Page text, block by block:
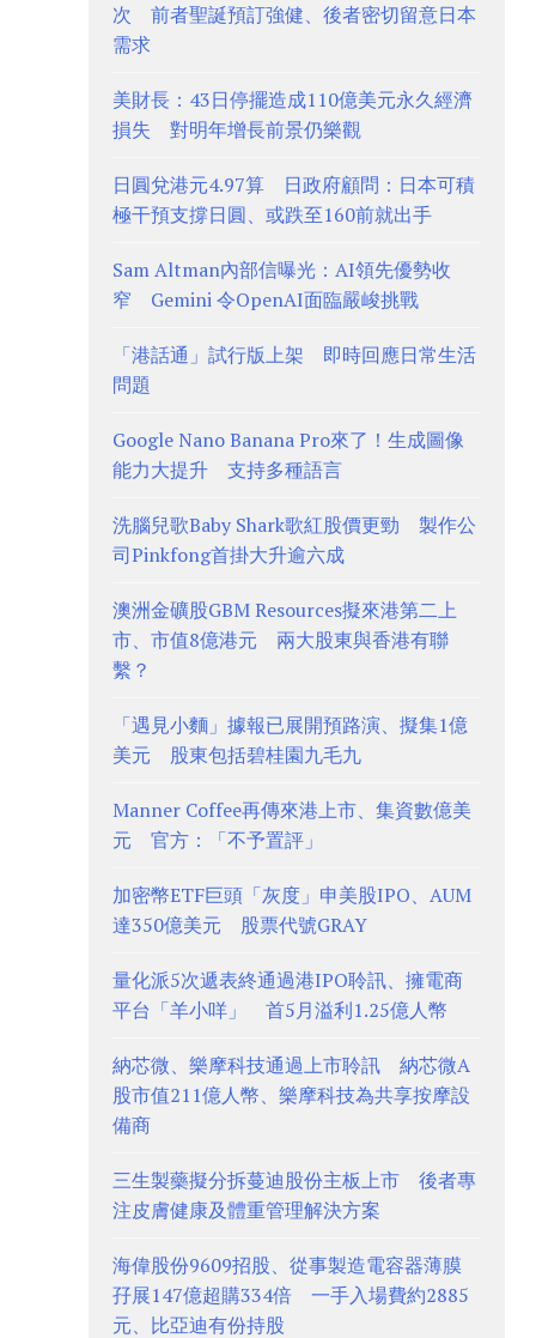
次 前者聖誕預訂強健、後者密切留意日本
需求
美財長：43日停擺造成110億美元永久經濟
損失 對明年增長前景仍樂觀
日圓兌港元4.97算 日政府顧問：日本可積
極干預支撐日圓、或跌至160前就出手
Sam Altman內部信曝光：AI領先優勢收
窄 Gemini 令OpenAI面臨嚴峻挑戰
「港話通」試行版上架 即時回應日常生活
問題
Google Nano Banana Pro來了！生成圖像
能力大提升 支持多種語言
洗腦兒歌Baby Shark歌紅股價更勁 製作公
司Pinkfong首掛大升逾六成
澳洲金礦股GBM Resources擬來港第二上
市、市值8億港元 兩大股東與香港有聯
繫？
「遇見小麵」據報已展開預路演、擬集1億
美元 股東包括碧桂園九毛九
Manner Coffee再傳來港上市、集資數億美
元 官方：「不予置評」
加密幣ETF巨頭「灰度」申美股IPO、AUM
達350億美元 股票代號GRAY
量化派5次遞表終通過港IPO聆訊、擁電商
平台「羊小咩」 首5月溢利1.25億人幣
納芯微、樂摩科技通過上市聆訊 納芯微A
股市值211億人幣、樂摩科技為共享按摩設
備商
三生製藥擬分拆蔓迪股份主板上市 後者專
注皮膚健康及體重管理解決方案
海偉股份9609招股、從事製造電容器薄膜
孖展147億超購334倍 一手入場費約2885
元、比亞迪有份持股